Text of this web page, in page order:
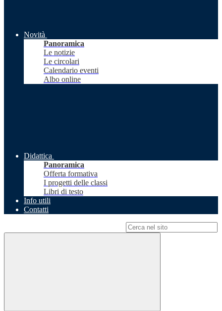
Novità
Panoramica
Le notizie
Le circolari
Calendario eventi
Albo online
Didattica
Panoramica
Offerta formativa
I progetti delle classi
Libri di testo
Info utili
Contatti